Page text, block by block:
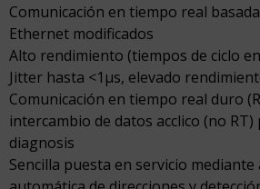
Comunicación en tiempo real
Ethernet modificados
Alto rendimiento (tiempos de ciclo
Jitter hasta <1µs, elevado
Comunicación en tiempo real duro
intercambio de datos acclico (no
diagnosis
Sencilla puesta en servicio mediante